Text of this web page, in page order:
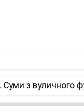
з вуличного